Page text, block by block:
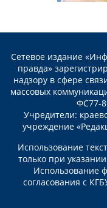
Сетевое издание
правда»
надзору в сфере
массовых
ФС77-
Учредители:
учреждение
Использование
только при
Использование
согласования с